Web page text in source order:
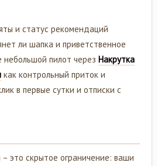
и статус рекомендаций
ли шапка и приветственное
пилот через Накрутка
как контрольный приток и
в первые сутки и отписки с
это скрытое ограничение: ваши